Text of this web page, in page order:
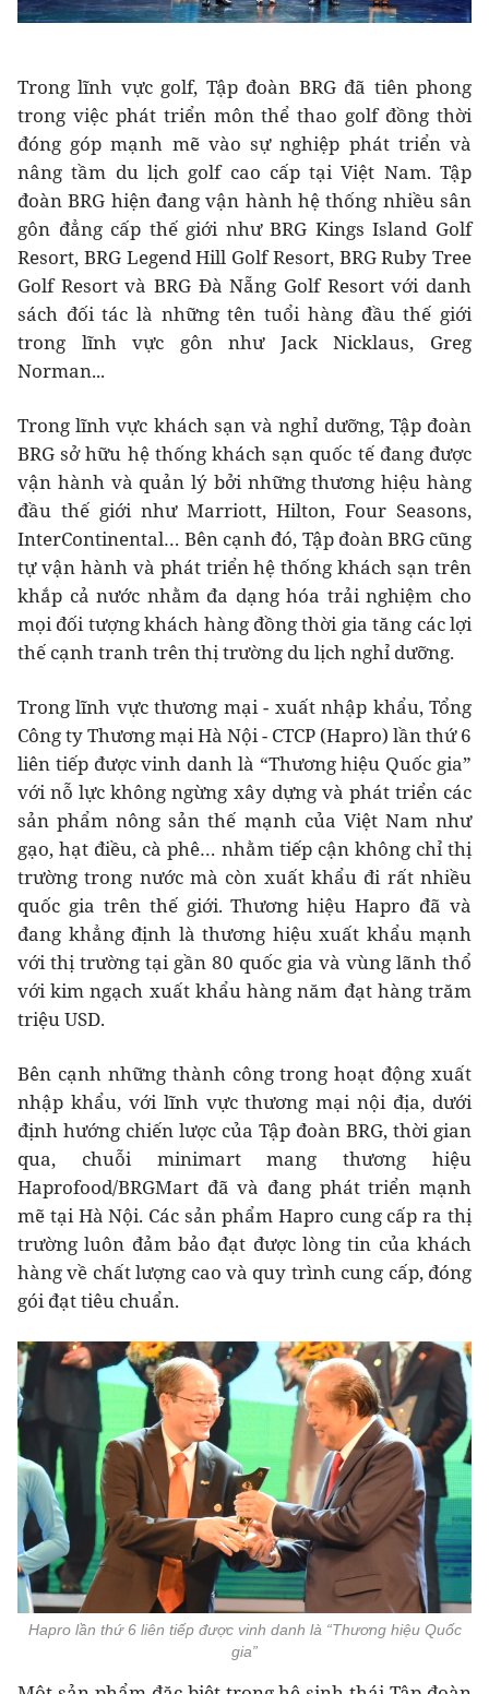
Trong lĩnh vực golf, Tập đoàn BRG đã tiên phong
trong việc phát triển môn thể thao golf đồng thời
đóng góp mạnh mẽ vào sự nghiệp phát triển và
nâng tầm du lịch golf cao cấp tại Việt Nam. Tập
đoàn BRG hiện đang vận hành hệ thống nhiều sân
gôn đẳng cấp thế giới như BRG Kings Island Golf
Resort, BRG Legend Hill Golf Resort, BRG Ruby Tree
Golf Resort và BRG Đà Nẵng Golf Resort với danh
sách đối tác là những tên tuổi hàng đầu thế giới
trong lĩnh vực gôn như Jack Nicklaus, Greg
Norman...
Trong lĩnh vực khách sạn và nghỉ dưỡng, Tập đoàn
BRG sở hữu hệ thống khách sạn quốc tế đang được
vận hành và quản lý bởi những thương hiệu hàng
đầu thế giới như Marriott, Hilton, Four Seasons,
InterContinental… Bên cạnh đó, Tập đoàn BRG cũng
tự vận hành và phát triển hệ thống khách sạn trên
khắp cả nước nhằm đa dạng hóa trải nghiệm cho
mọi đối tượng khách hàng đồng thời gia tăng các lợi
thế cạnh tranh trên thị trường du lịch nghỉ dưỡng.
Trong lĩnh vực thương mại - xuất nhập khẩu, Tổng
Công ty Thương mại Hà Nội - CTCP (Hapro) lần thứ 6
liên tiếp được vinh danh là “Thương hiệu Quốc gia”
với nỗ lực không ngừng xây dựng và phát triển các
sản phẩm nông sản thế mạnh của Việt Nam như
gạo, hạt điều, cà phê… nhằm tiếp cận không chỉ thị
trường trong nước mà còn xuất khẩu đi rất nhiều
quốc gia trên thế giới. Thương hiệu Hapro đã và
đang khẳng định là thương hiệu xuất khẩu mạnh
với thị trường tại gần 80 quốc gia và vùng lãnh thổ
với kim ngạch xuất khẩu hàng năm đạt hàng trăm
triệu USD.
Bên cạnh những thành công trong hoạt động xuất
nhập khẩu, với lĩnh vực thương mại nội địa, dưới
định hướng chiến lược của Tập đoàn BRG, thời gian
qua, chuỗi minimart mang thương hiệu
Haprofood/BRGMart đã và đang phát triển mạnh
mẽ tại Hà Nội. Các sản phẩm Hapro cung cấp ra thị
trường luôn đảm bảo đạt được lòng tin của khách
hàng về chất lượng cao và quy trình cung cấp, đóng
gói đạt tiêu chuẩn.
Hapro lần thứ 6 liên tiếp được vinh danh là “Thương hiệu Quốc
gia”